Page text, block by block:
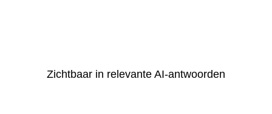
Zichtbaar in relevante AI-antwoorden